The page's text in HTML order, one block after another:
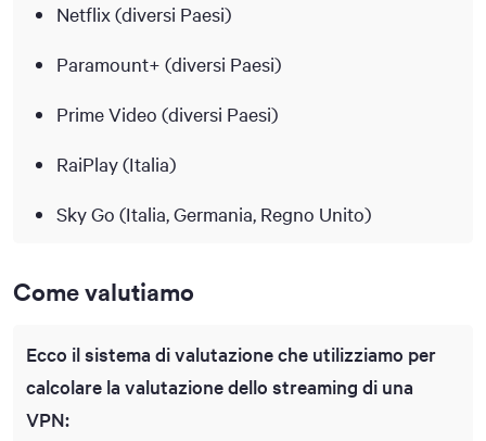
Netflix (diversi Paesi)
Paramount+ (diversi Paesi)
Prime Video (diversi Paesi)
RaiPlay (Italia)
Sky Go (Italia, Germania, Regno Unito)
Come valutiamo
Ecco il sistema di valutazione che utilizziamo per
calcolare la valutazione dello streaming di una
VPN: